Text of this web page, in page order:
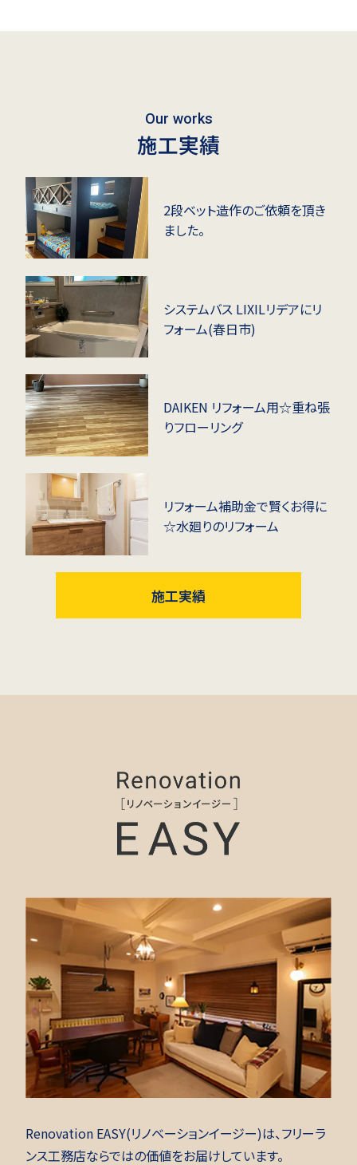
Our works
施工実績
2段ベット造作のご依頼を頂き
ました。
システムバス LIXILリデアにリ
フォーム(春日市)
DAIKEN リフォーム用☆重ね張
りフローリング
リフォーム補助金で賢くお得に
☆水廻りのリフォーム
施工実績
Renovation EASY(リノベーションイージー)は、フリーラ
ンス工務店ならではの価値をお届けしています。